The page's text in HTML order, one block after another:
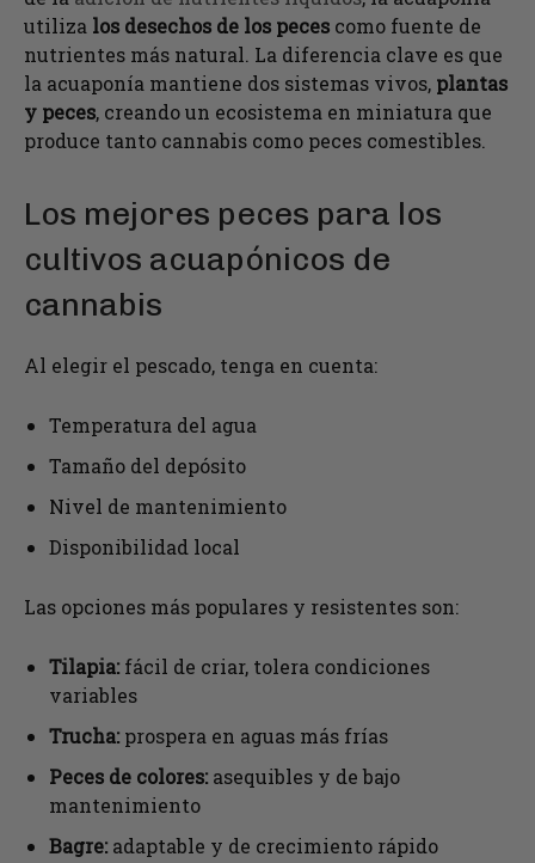
utiliza los desechos de los peces como fuente de
nutrientes más natural. La diferencia clave es que
la acuaponía mantiene dos sistemas vivos, plantas
y peces, creando un ecosistema en miniatura que
produce tanto cannabis como peces comestibles.
Los mejores peces para los
cultivos acuapónicos de
cannabis
Al elegir el pescado, tenga en cuenta:
Temperatura del agua
Tamaño del depósito
Nivel de mantenimiento
Disponibilidad local
Las opciones más populares y resistentes son:
Tilapia: fácil de criar, tolera condiciones
variables
Trucha: prospera en aguas más frías
Peces de colores: asequibles y de bajo
mantenimiento
Bagre: adaptable y de crecimiento rápido